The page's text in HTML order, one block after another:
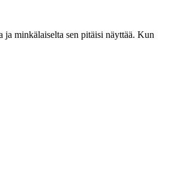
minkälaiselta sen pitäisi näyttää. Kun